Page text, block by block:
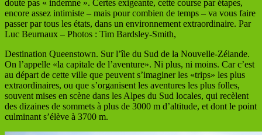
doute pas « indemne ». Certes exigeante, cette course par étapes,
encore assez intimiste – mais pour combien de temps – va vous faire
passer par tous les états, dans un environnement extraordinaire. Par
Luc Beurnaux – Photos : Tim Bardsley-Smith,
Destination Queenstown. Sur l’île du Sud de la Nouvelle-Zélande.
On l’appelle «la capitale de l’aventure». Ni plus, ni moins. Car c’est
au départ de cette ville que peuvent s’imaginer les «trips» les plus
extraordinaires, ou que s’organisent les aventures les plus folles,
souvent mises en scène dans les Alpes du Sud locales, qui recèlent
des dizaines de sommets à plus de 3000 m d’altitude, et dont le point
culminant s’élève à 3700 m.